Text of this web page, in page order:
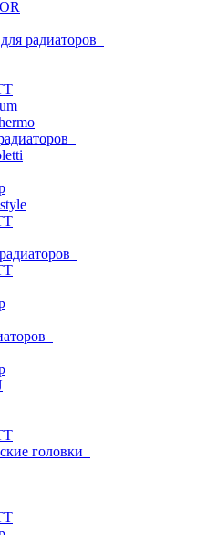
радиаторов
головки